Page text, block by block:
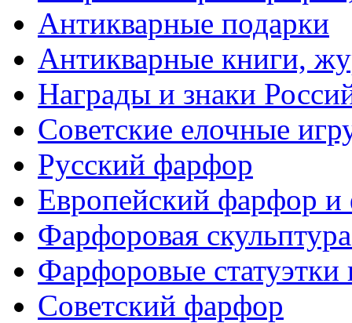
Антикварные подарки
Антикварные книги,
Награды и знаки
Советские елочные
Русский фарфор
Европейский фарфор и
Фарфоровая
Фарфоровые
Советский фарфор